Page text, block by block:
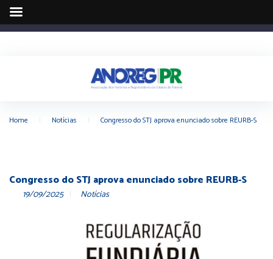
Home Notícias Congresso do STJ aprova enunciado sobre REURB-S
Congresso do STJ aprova enunciado sobre REURB-S
19/09/2025 Notícias